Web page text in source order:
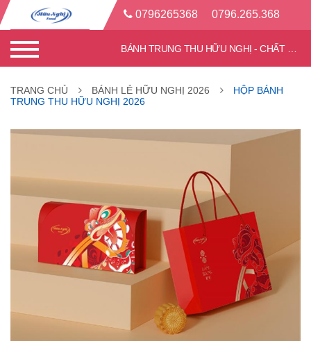
0796265368 0796.265.368
TRANG CHỦ BÁNH LẺ HỮU NGHỊ 2026
HỘP BÁNH
TRUNG THU HỮU NGHỊ 2026